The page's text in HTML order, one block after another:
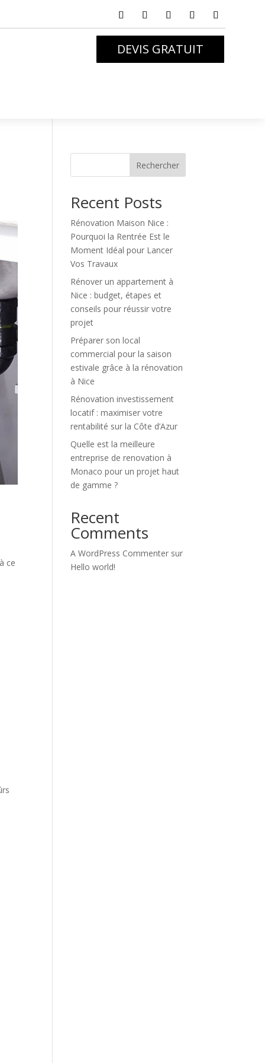
DEVIS GRATUIT
ce
Rechercher
Recent Posts
Rénovation Maison Nice :
Pourquoi la Rentrée Est le
Moment Idéal pour Lancer
Vos Travaux
Rénover un appartement à
Nice : budget, étapes et
conseils pour réussir votre
projet
Préparer son local
commercial pour la saison
estivale grâce à la rénovation
à Nice
Rénovation investissement
locatif : maximiser votre
rentabilité sur la Côte d’Azur
Quelle est la meilleure
entreprise de renovation à
Monaco pour un projet haut
de gamme ?
Recent
Comments
A WordPress Commenter sur
Hello world!